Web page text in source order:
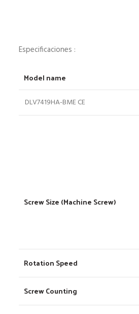
Especificaciones :
Model name
DLV7419HA-BME CE
Screw Size (Machine Screw)
Rotation Speed
Screw Counting